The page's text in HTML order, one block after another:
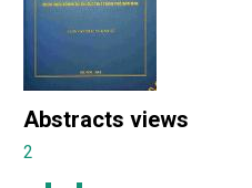
Abstracts views
2